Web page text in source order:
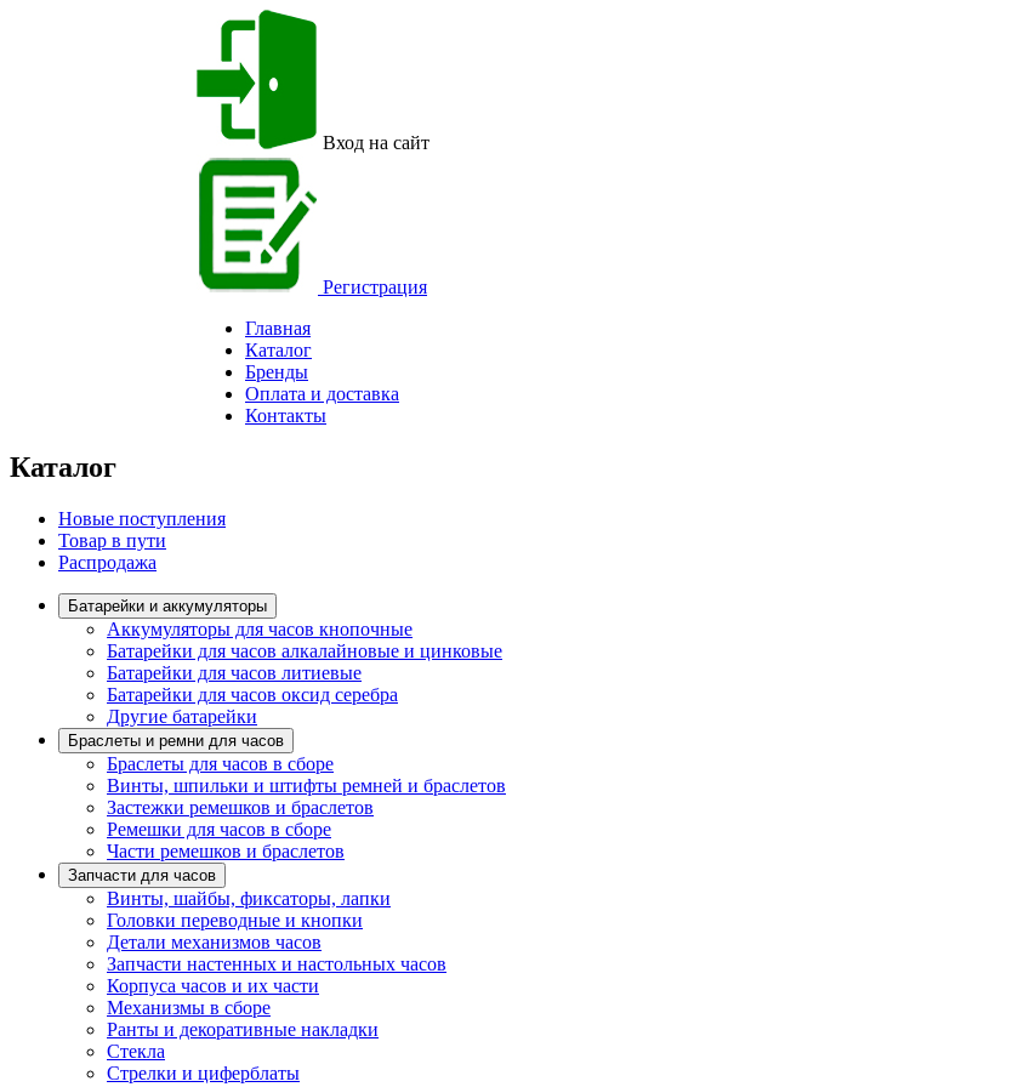
Вход на сайт
Регистрация
Главная
Каталог
Бренды
Оплата и доставка
Контакты
Каталог
Новые поступления
Товар в пути
Распродажа
Батарейки и аккумуляторы
Аккумуляторы для часов кнопочные
Батарейки для часов алкалайновые и цинковые
Батарейки для часов литиевые
Батарейки для часов оксид серебра
Другие батарейки
Браслеты и ремни для часов
Браслеты для часов в сборе
Винты, шпильки и штифты ремней и браслетов
Застежки ремешков и браслетов
Ремешки для часов в сборе
Части ремешков и браслетов
Запчасти для часов
Винты, шайбы, фиксаторы, лапки
Головки переводные и кнопки
Детали механизмов часов
Запчасти настенных и настольных часов
Корпуса часов и их части
Механизмы в сборе
Ранты и декоративные накладки
Стекла
Стрелки и циферблаты